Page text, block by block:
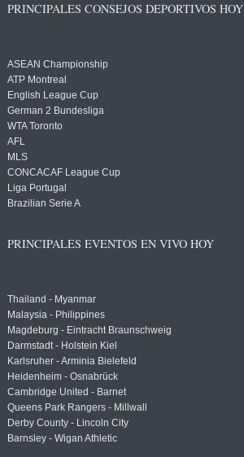
PRINCIPALES CONSEJOS DEPORTIVOS HOY
ASEAN Championship
ATP Montreal
English League Cup
German 2 Bundesliga
WTA Toronto
AFL
MLS
CONCACAF League Cup
Liga Portugal
Brazilian Serie A
PRINCIPALES EVENTOS EN VIVO HOY
Thailand - Myanmar
Malaysia - Philippines
Magdeburg - Eintracht Braunschweig
Darmstadt - Holstein Kiel
Karlsruher - Arminia Bielefeld
Heidenheim - Osnabrück
Cambridge United - Barnet
Queens Park Rangers - Millwall
Derby County - Lincoln City
Barnsley - Wigan Athletic